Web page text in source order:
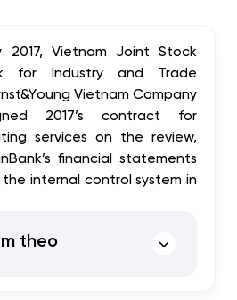
2017, Vietnam Joint Stock
for Industry and Trade
Vietnam Company
2017’s contract for
services on the review,
financial statements
internal control system in
theo